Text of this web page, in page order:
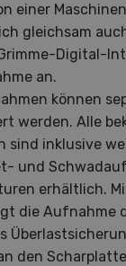
einer
gleichsam
Digital-
an.
können
werden. Alle
sind inklusive
und
erhältlich.
die Aufnahme
den